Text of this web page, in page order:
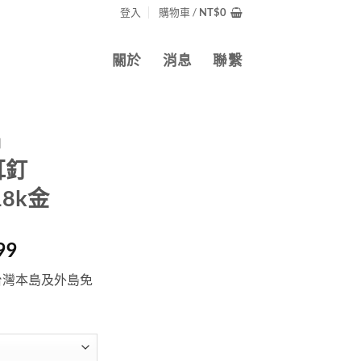
登入 購物車 / NT$0
關於 消息 聯繫
釘
金
價
格
範
本島及外島免